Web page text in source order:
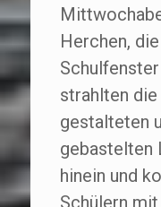
Herchen,
strahlten die
gestalteten
gebastelten
hinein und